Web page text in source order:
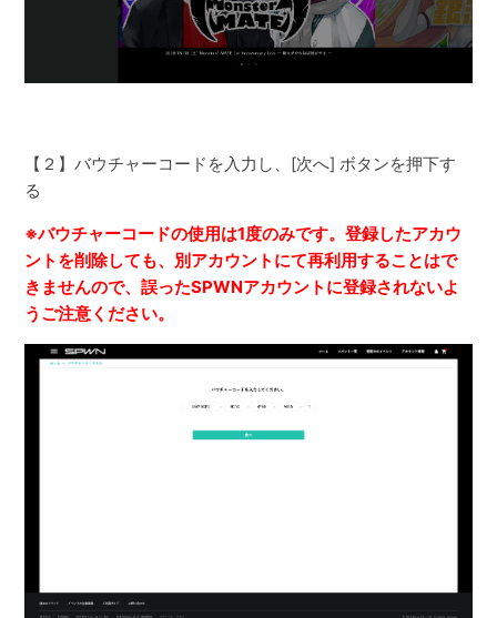
【２】バウチャーコードを入力し、[次へ] ボタンを押下す
る
※バウチャーコードの使用は1度のみです。登録したアカウ
ントを削除しても、別アカウントにて再利用することはで
きませんので、誤ったSPWNアカウントに登録されないよ
うご注意ください。